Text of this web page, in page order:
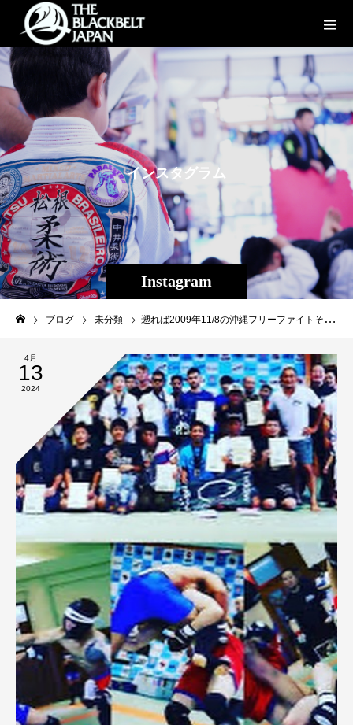
Instagram
インスタグラ ム
ブログ 未分類 遡れば2009年11/8の沖縄フリーファイトそして2018年11/25第1回THE SHOOTO OKINAWA から数えて10回目のプロ修斗沖縄。大会を継続する事が大切だと若林太郎さんから教わり、今の選手がいます。さあ、いよいよ明日、プロフェッショナル修斗沖縄大会【THE SHOOTO OKINAWAvol.10】！！#shooto0414 #修斗 #shooto #EVERGROUND #斬修斗沖縄 #沖縄 #那覇 #コザ #MMA #総合格闘技 #THESHOOTOOKINAWA
4月
13
2024